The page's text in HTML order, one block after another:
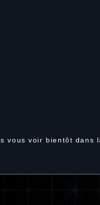
vous voir bientôt dans